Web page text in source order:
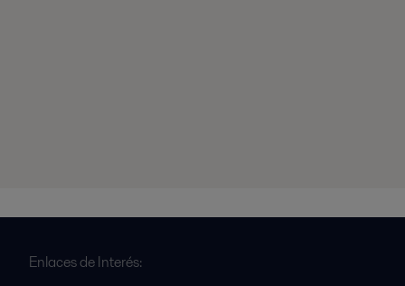
Enlaces de Interés: